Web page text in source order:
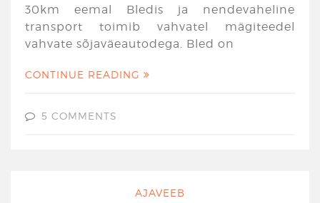
30km eemal Bledis ja nendevaheline
transport toimib vahvatel mägiteedel
vahvate sõjaväeautodega. Bled on
CONTINUE READING
5 COMMENTS
AJAVEEB